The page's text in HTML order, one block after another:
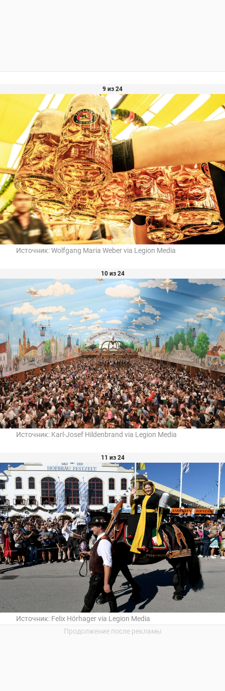
9 из 24
Источник:Wolfgang Maria Weber via Legion Media
10 из 24
Источник: Karl-Josef Hildenbrand via Legion Media
11 из 24
Источник: Felix Hörhager via Legion Media